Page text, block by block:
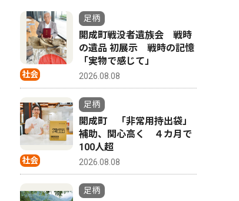
社会
足柄
開成町戦没者遺族会 戦時
の遺品 初展示 戦時の記憶
「実物で感じて」
2026.08.08
社会
足柄
開成町 「非常用持出袋」
補助、関心高く ４カ月で
100人超
2026.08.08
足柄